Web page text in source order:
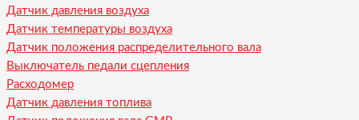
Датчик давления воздуха
Датчик температуры воздуха
Датчик положения распределительного вала
Выключатель педали сцепления
Расходомер
Датчик давления топлива